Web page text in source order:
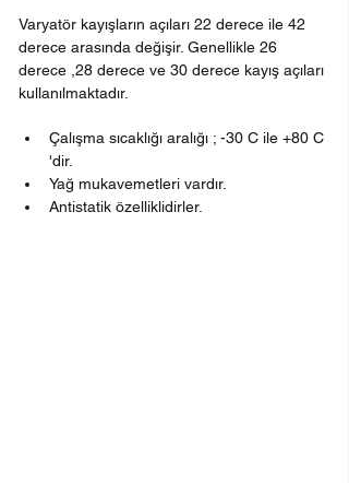
Varyatör kayışların açıları 22 derece ile 42
derece arasında değişir. Genellikle 26
derece ,28 derece ve 30 derece kayış açıları
kullanılmaktadır.
Çalışma sıcaklığı aralığı ; -30 C ile +80 C
'dir.
Yağ mukavemetleri vardır.
Antistatik özelliklidirler.